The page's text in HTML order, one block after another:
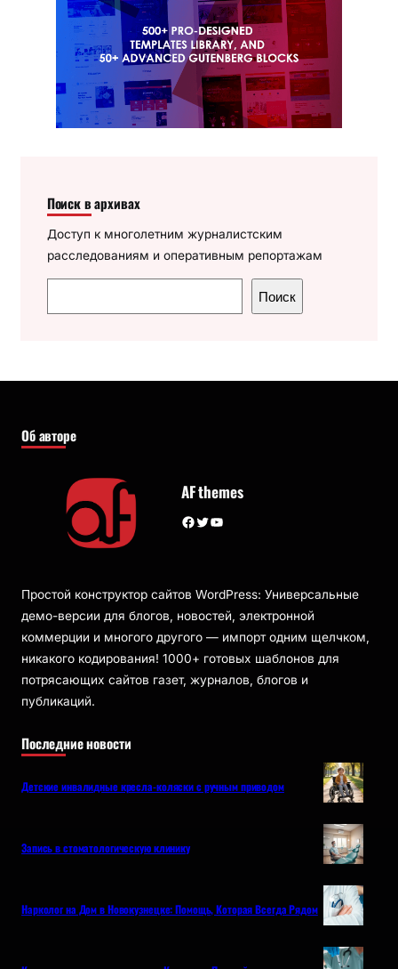
Поиск в архивах
Доступ к многолетним журналистским
расследованиям и оперативным репортажам
о
к
Поиск
Об авторе
AF themes
Facebook Twitter YouTube
Простой конструктор сайтов WordPress: Универсальные
демо-версии для блогов, новостей, электронной
коммерции и многого другого — импорт одним щелчком,
никакого кодирования! 1000+ готовых шаблонов для
потрясающих сайтов газет, журналов, блогов и
публикаций.
Последние новости
Детские инвалидные кресла-коляски с ручным приводом
Запись в стоматологическую клинику
Нарколог на Дом в Новокузнецке: Помощь, Которая Всегда Рядом